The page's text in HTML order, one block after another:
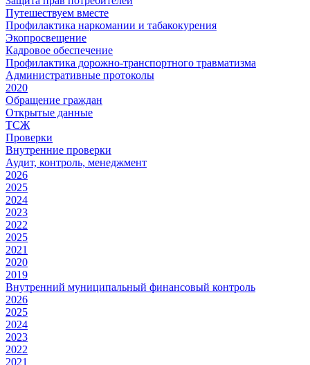
Путешествуем вместе
Профилактика наркомании и табакокурения
Экопросвещение
Кадровое обеспечение
Профилактика дорожно-транспортного травматизма
Административные протоколы
2020
Обращение граждан
Открытые данные
ТСЖ
Проверки
Внутренние проверки
Аудит, контроль, менеджмент
2026
2025
2024
2023
2022
2025
2021
2020
2019
Внутренний муниципальный финансовый контроль
2026
2025
2024
2023
2022
2021